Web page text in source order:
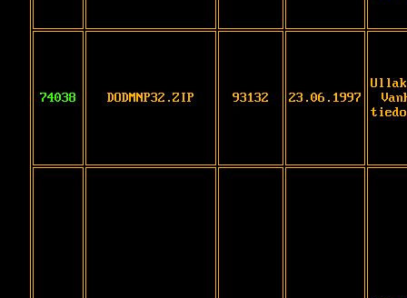
74038 DODMNP32.ZIP 93132 23.06.1997